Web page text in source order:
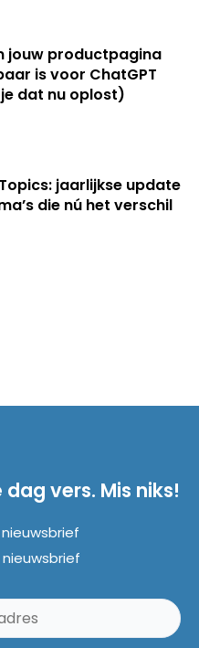
jouw productpagina
is voor ChatGPT
dat nu oplost)
jaarlijkse update
die nú het verschil
vers. Mis niks!